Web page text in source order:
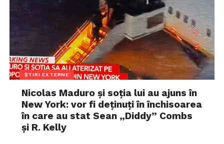
ȘTIRI EXTERNE
Nicolas Maduro și soția lui au ajuns în
New York: vor fi deținuți în închisoarea
în care au stat Sean „Diddy” Combs
și R. Kelly